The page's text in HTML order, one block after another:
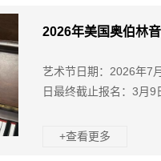
2026年美国奥伯林
艺术节日期：2026年7
日最终截止报名：3月9
+查看更多